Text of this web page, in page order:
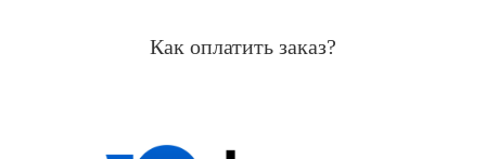
Как оплатить заказ?